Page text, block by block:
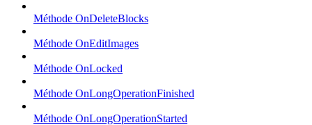
Méthode OnDeleteBlocks
Méthode OnEditImages
Méthode OnLocked
Méthode OnLongOperationFinished
Méthode OnLongOperationStarted